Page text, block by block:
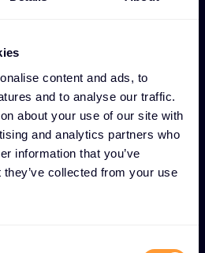
content and ads, to
and to analyse our traffic.
about your use of our site with
and analytics partners who
information that you’ve
collected from your use
in zahtevami glede
razvojem.
organizacije - Rešitve,
celovitosti aplikacij tako
in srednje velika